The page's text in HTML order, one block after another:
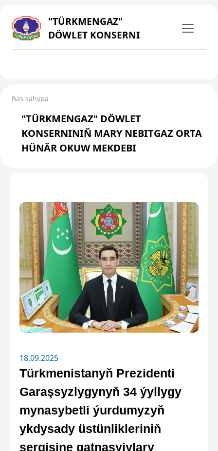
"TÜRKMENGAZ"
DÖWLET KONSERNI
Baş sahypa
"TÜRKMENGAZ" DÖWLET
KONSERNINIŇ MARY NEBITGAZ ORTA
HÜNÄR OKUW MEKDEBI
18.09.2025
Türkmenistanyň Prezidenti
Garaşsyzlygynyň 34 ýyllygy
mynasybetli ýurdumyzyň
ykdysady üstünlikleriniň
sergisine gatnaşyjylary